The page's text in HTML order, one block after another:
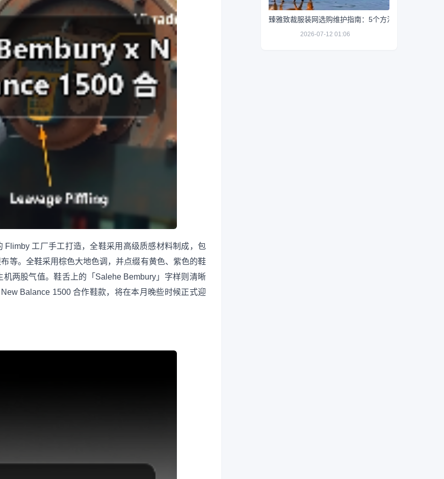
工厂手工打造，全鞋采用高级质感材料制成，包
等。全鞋采用棕色大地色调，并点缀有黄色、紫色的鞋
两股气值。鞋舌上的「Salehe Bembury」字样则清晰
Balance 1500 合作鞋款，将在本月晚些时候正式迎
臻雅致裁服装网选购维护指南：5个方法解决网购踩坑
2026-07-12 01:06